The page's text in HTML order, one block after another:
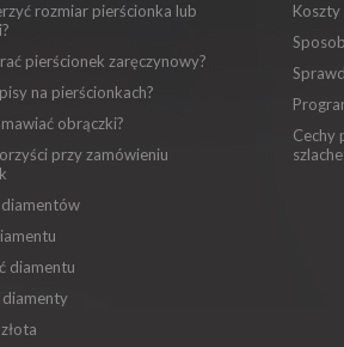
rozmiar pierścionka lub
pierścionek zaręczynowy?
na pierścionkach?
obrączki?
przy zamówieniu
diamentu
diamenty
Koszty
Cechy